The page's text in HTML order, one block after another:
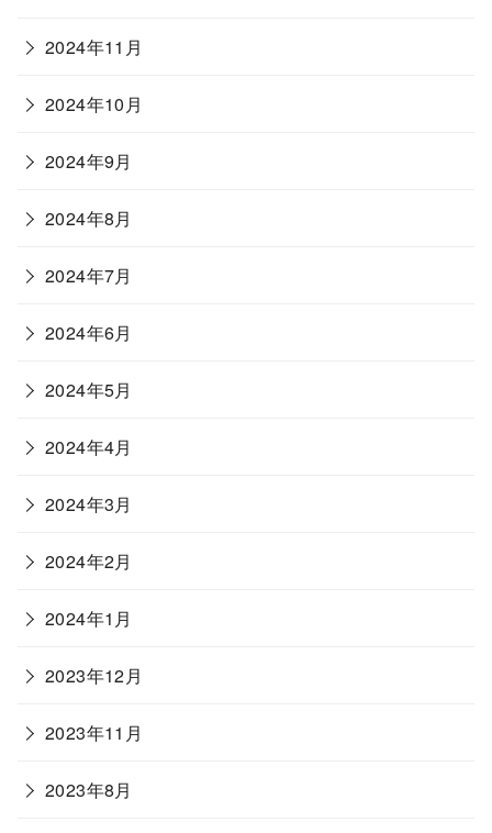
2024年11月
2024年10月
2024年9月
2024年8月
2024年7月
2024年6月
2024年5月
2024年4月
2024年3月
2024年2月
2024年1月
2023年12月
2023年11月
2023年8月